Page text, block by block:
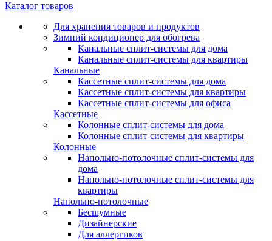
Каталог товаров
Для хранения товаров и продуктов
Зимний кондиционер для обогрева
Канальные сплит-системы для дома
Канальные сплит-системы для квартиры
Канальные
Кассетные сплит-системы для дома
Кассетные сплит-системы для квартиры
Кассетные сплит-системы для офиса
Кассетные
Колонные сплит-системы для дома
Колонные сплит-системы для квартиры
Колонные
Напольно-потолочные сплит-системы для
дома
Напольно-потолочные сплит-системы для
квартиры
Напольно-потолочные
Бесшумные
Дизайнерские
Для аллергиков